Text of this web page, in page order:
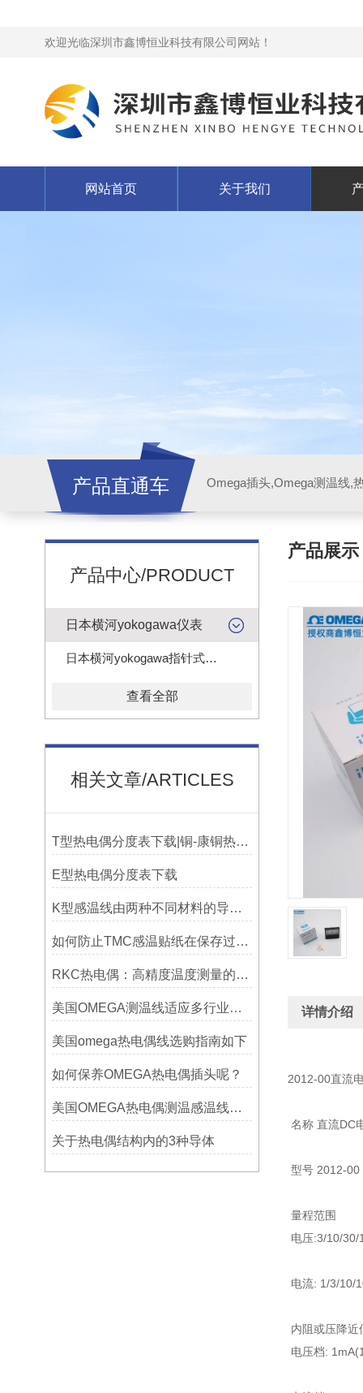
欢迎光临深圳市鑫博恒业科技有限公司网站！
网站首页 关于我们
产品直通车
产品中心/PRODUCT
日本横河yokogawa仪表
日本横河yokogawa指针式电压电流表头
查看全部
相关文章/ARTICLES
T型热电偶分度表下载|铜-康铜热电偶分度表下载
E型热电偶分度表下载
K型感温线由两种不同材料的导线组成
如何防止TMC感温贴纸在保存过程中损坏？
RKC热电偶：高精度温度测量的理想选择
美国OMEGA测温线适应多行业需求
美国omega热电偶线选购指南如下
如何保养OMEGA热电偶插头呢？
美国OMEGA热电偶测温感温线和插头插座连接器真伪原装正品判断查验方法
关于热电偶结构内的3种导体
产品展示
详情介绍
2012-00直流
名称 直流DC
型号 2012-00
量程范围
电压:3/10/30/
电流: 1/3/10/
内阻或压降近
电压档: